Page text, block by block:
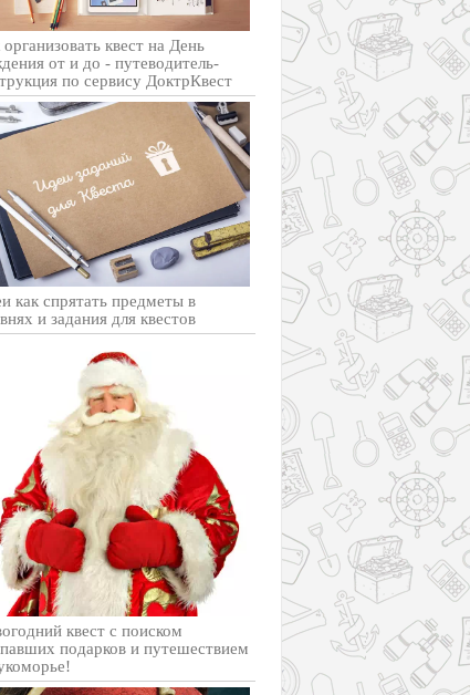
квест на День
от и до - путеводитель-
по сервису ДоктрКвест
как спрятать предметы в
и задания для квестов
квест с поиском
подарков и путешествием